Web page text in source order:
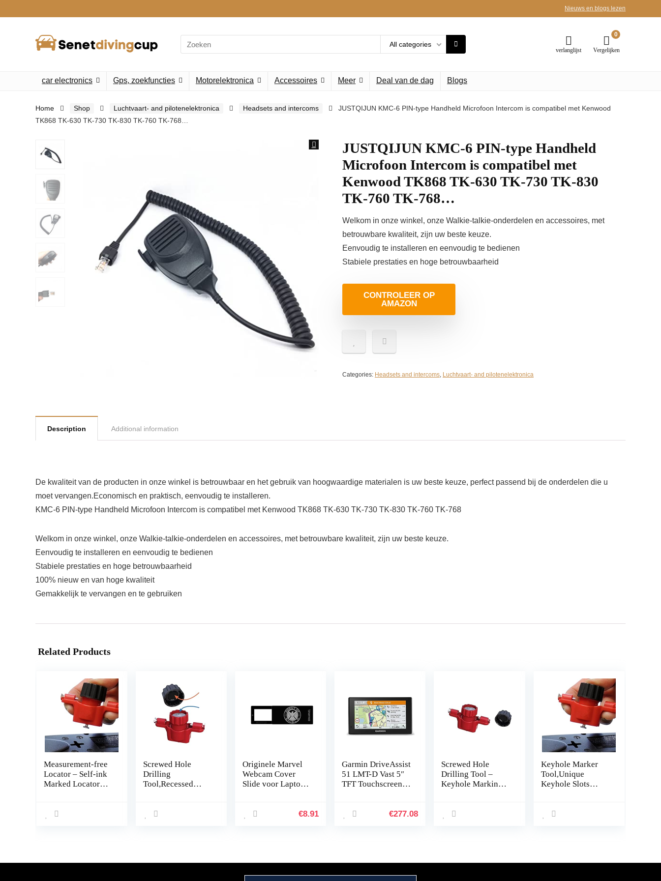
Nieuws en blogs lezen
Search
for:
All categories
verlanglijst
0
Vergelijken
car electronics Gps, zoekfuncties Motorelektronica Accessoires Meer Deal van de dag Blogs
Home Shop Luchtvaart- and pilotenelektronica Headsets and intercoms
JUSTQIJUN KMC-6 PIN-type Handheld Microfoon Intercom is compatibel met Kenwood
TK868 TK-630 TK-730 TK-830 TK-760 TK-768…
JUSTQIJUN KMC-6 PIN-type Handheld
Microfoon Intercom is compatibel met
Kenwood TK868 TK-630 TK-730 TK-830
TK-760 TK-768…
Welkom in onze winkel, onze Walkie-talkie-onderdelen en accessoires, met
betrouwbare kwaliteit, zijn uw beste keuze.
Eenvoudig te installeren en eenvoudig te bedienen
Stabiele prestaties en hoge betrouwbaarheid
CONTROLEER OP
AMAZON
Categories: Headsets and intercoms, Luchtvaart- and pilotenelektronica
Description Additional information
De kwaliteit van de producten in onze winkel is betrouwbaar en het gebruik van hoogwaardige materialen is uw beste keuze, perfect passend bij de onderdelen die u
moet vervangen.Economisch en praktisch, eenvoudig te installeren.
KMC-6 PIN-type Handheld Microfoon Intercom is compatibel met Kenwood TK868 TK-630 TK-730 TK-830 TK-760 TK-768
Welkom in onze winkel, onze Walkie-talkie-onderdelen en accessoires, met betrouwbare kwaliteit, zijn uw beste keuze.
Eenvoudig te installeren en eenvoudig te bedienen
Stabiele prestaties en hoge betrouwbaarheid
100% nieuw en van hoge kwaliteit
Gemakkelijk te vervangen en te gebruiken
Related Products
Measurement-free
Locator – Self-ink
Marked Locator
Power Strips,
Screwed Hole
Drilling
Tool,Recessed
Measuring Hand
Originele Marvel
Webcam Cover
Slide voor Laptop,
Privacy, ABS
€8.91
Garmin DriveAssist
51 LMT-D Vast 5″
TFT Touchscreen
€277.08
Screwed Hole
Drilling Tool –
Keyhole Marking
Tool for Power
Keyhole Marker
Tool,Unique
Keyhole Slots
Measurement Tools